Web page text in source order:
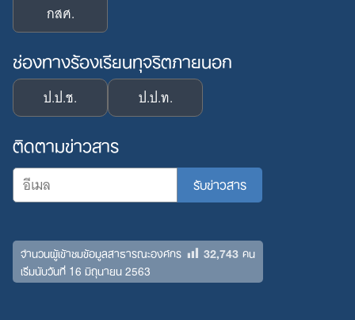
กสศ.
ช่องทางร้องเรียนทุจริตภายนอก
ป.ป.ช. ป.ป.ท.
ติดตามข่าวสาร
จำนวนผู้เข้าชมข้อมูลสาธารณะองค์กร 32,743คน
เริ่มนับวันที่ 16 มิถุนายน 2563